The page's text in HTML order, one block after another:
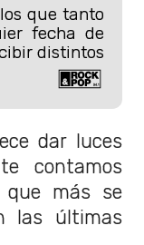
que tanto
fecha de
distintos
dar luces
contamos
que más se
las últimas